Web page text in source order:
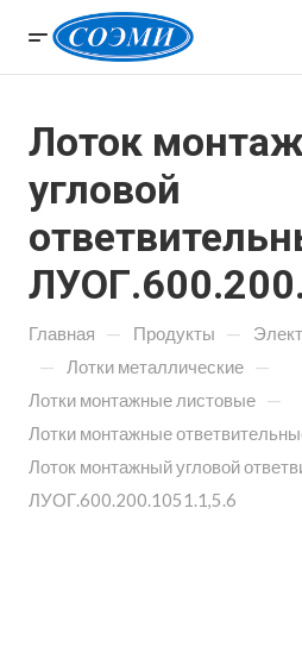
Лоток
угловой
Главная — Продукты —
— Лотки металлические —
Лотки монтажные листовые —
Лотки монтажные
Лоток монтажный угловой
ЛУОГ.600.200.1051.1,5.6